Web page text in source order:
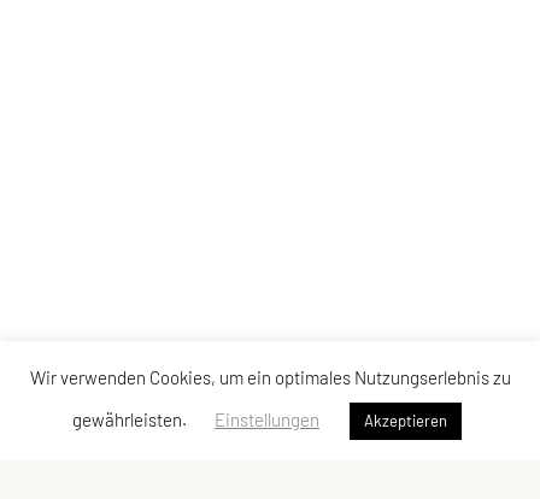
Wir verwenden Cookies, um ein optimales Nutzungserlebnis zu
gewährleisten.
Einstellungen Akzeptieren